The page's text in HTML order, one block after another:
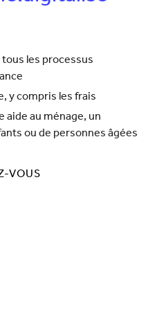
les processus
y compris les frais
aide au ménage, un
ou de personnes âgées
VOUS